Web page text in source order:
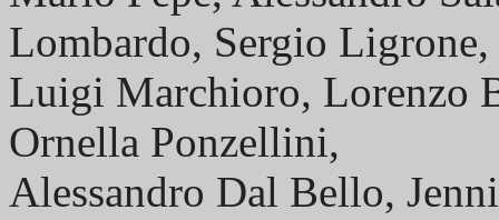
Lombardo, Sergio Ligrone,
Luigi Marchioro, Lorenzo
Ornella Ponzellini,
Alessandro Dal Bello,